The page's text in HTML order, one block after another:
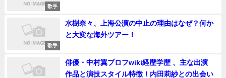
歌手
歌手
水樹奈々、上海公演の中止の理由はなぜ？何か
と大変な海外ツアー！
俳優・中村翼プロフwiki経歴学歴 、主な出演
作品と演技スタイル特徴！内田莉紗との出会い